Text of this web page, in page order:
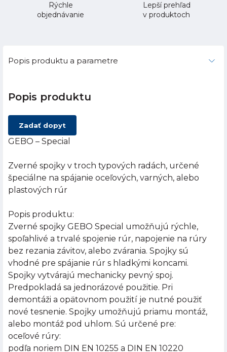
Rýchle
objednávanie
Lepší prehľad
v produktoch
Popis produktu a parametre
Popis produktu
Zadať dopyt
GEBO – Special
Zverné spojky v troch typových radách, určené
špeciálne na spájanie oceľových, varných, alebo
plastových rúr
Popis produktu:
Zverné spojky GEBO Special umožňujú rýchle,
spoľahlivé a trvalé spojenie rúr, napojenie na rúry
bez rezania závitov, alebo zvárania. Spojky sú
vhodné pre spájanie rúr s hladkými koncami.
Spojky vytvárajú mechanicky pevný spoj.
Predpokladá sa jednorázové použitie. Pri
demontáži a opätovnom použití je nutné použiť
nové tesnenie. Spojky umožňujú priamu montáž,
alebo montáž pod uhlom. Sú určené pre:
oceľové rúry:
podľa noriem DIN EN 10255 a DIN EN 10220